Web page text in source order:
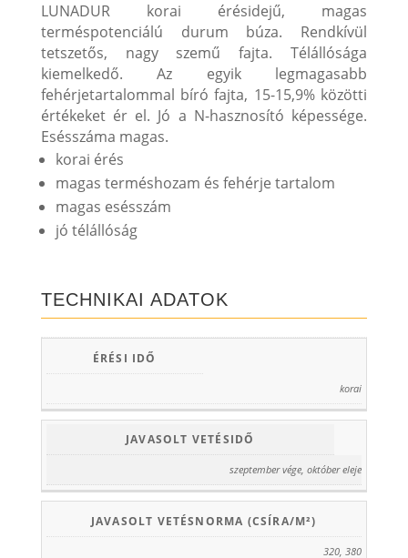
LUNADUR korai érésidejű, magas
terméspotenciálú durum búza. Rendkívül
tetszetős, nagy szemű fajta. Télállósága
kiemelkedő. Az egyik legmagasabb
fehérjetartalommal bíró fajta, 15-15,9% közötti
értékeket ér el. Jó a N-hasznosító képessége.
Esésszáma magas.
korai érés
magas terméshozam és fehérje tartalom
magas esésszám
jó télállóság
TECHNIKAI ADATOK
ÉRÉSI IDŐ
korai
JAVASOLT VETÉSIDŐ
szeptember vége, október eleje
JAVASOLT VETÉSNORMA (CSÍRA/M²)
320, 380